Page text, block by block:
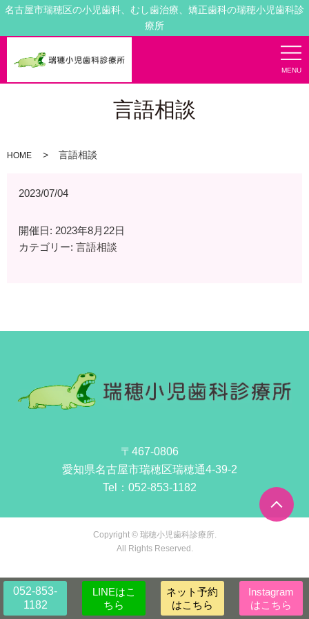
名古屋市瑞穂区の小児歯科、むし歯治療、矯正歯科の瑞穂小児歯科診
療所
MENU
言語相談
HOME 言語相談
2023/07/04
開催日: 2023年8月22日
カテゴリー:言語相談
052-853-
1182
LINEはこ
ちら
ネット予約
はこちら
Instagram
はこちら
〒467-0806
愛知県名古屋市瑞穂区瑞穂通4-39-2
Tel： 052-853-1182
Copyright © 瑞穂小児歯科診療所.
All Rights Reserved.